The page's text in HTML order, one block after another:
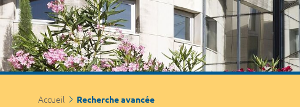
Accueil Recherche avancée